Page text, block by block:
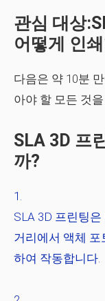
관심 대상
어떻게 인
다음은 약 10분
아야 할 모든 것
SLA 3D 프
까?
SLA 3D 프린팅
거리에서 액체
하여 작동합니다.